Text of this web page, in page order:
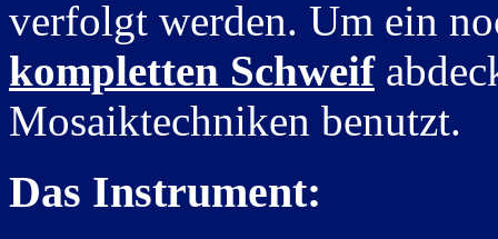
verfolgt werden. Um ein
kompletten Schweif
Mosaiktechniken benutzt.
Das Instrument: